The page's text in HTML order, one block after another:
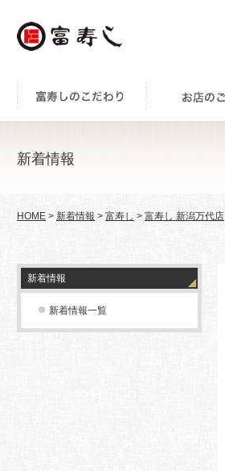
新着情報
HOME > 新着情報 > 富寿し > 富寿し 新潟万代店
新着情報
新着情報一覧